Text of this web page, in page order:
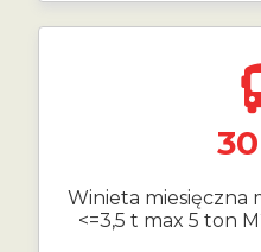
30
Winieta miesięczna
<=3,5 t max 5 ton